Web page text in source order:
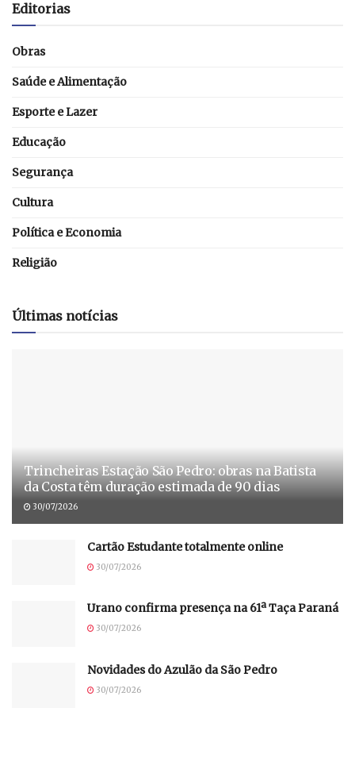
Editorias
Obras
Saúde e Alimentação
Esporte e Lazer
Educação
Segurança
Cultura
Política e Economia
Religião
Últimas notícias
Trincheiras Estação São Pedro: obras na Batista
da Costa têm duração estimada de 90 dias
30/07/2026
Cartão Estudante totalmente online
30/07/2026
Urano confirma presença na 61ª Taça Paraná
30/07/2026
Novidades do Azulão da São Pedro
30/07/2026